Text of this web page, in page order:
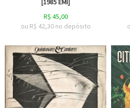
[1985 EMI]
R$ 45,00
ou R$ 42,30 no depósito